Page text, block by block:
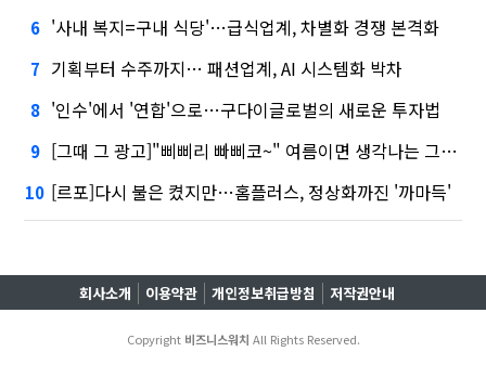
6 '사내 복지=구내 식당'…급식업계, 차별화 경쟁 본격화
7 기획부터 수주까지… 패션업계, AI 시스템화 박차
8 '인수'에서 '연합'으로…구다이글로벌의 새로운 투자법
9 [그때 그 광고]"삐삐리 빠삐코~" 여름이면 생각나는 그 노래
10 [르포]다시 불은 켰지만…홈플러스, 정상화까진 '까마득'
회사소개 이용약관 개인정보취급방침 저작권안내
Copyright 비즈니스워치 All Rights Reserved.